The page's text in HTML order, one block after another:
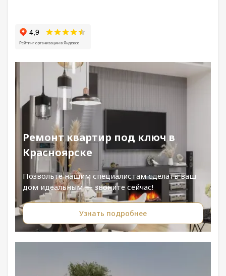
Ремонт квартир под ключ в
Красноярске
Позвольте нашим специалистам сделать ваш
дом идеальным — звоните сейчас!
Узнать подробнее